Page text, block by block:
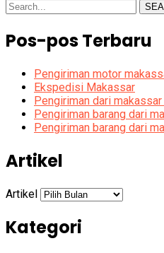
Pos-pos Terbaru
Pengiriman motor
Ekspedisi Makassar
Pengiriman dari
Pengiriman barang dari
Pengiriman barang dari
Artikel
Artikel
Kategori